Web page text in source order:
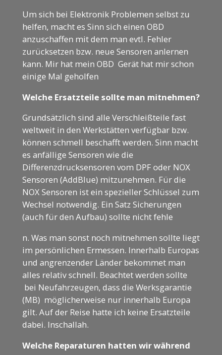
Um sich bei Elektronik Problemen selbst zu
helfen, macht es Sinn sich einen OBD
anzuschaffen mit dem man evtl. Fehler
zurücksetzen bzw. neue Sensoren anlernen
kann. Mir hat mein OBD Gerät hat mir schon
einige Mal geholfen
Welche Ersatzteile sollte man mitnehmen?
Grundsätzlich sind alle Verschleißteile fast
weltweit in den Werkstätten verfügbar bzw.
können schmell beschafft werden. Sinn macht
es anfällige Sensoren wie die
Differenzdrucksensoren vom DPF oder NOX
Sensoren (AddBlue) mitzunehmen. Für die
NOX Sensoren ist ein spezieller Schlüssel zum
Wechsel notwendig. Ein Satz Sicherungen
(auch für den Aufbau) sollte nicht fehle
n. Was man sonst noch mitnehmen sollte liegt
im persönlichen Ermessen. Innerhalb Europas
und angrenzender Länder bekommet man
alles relativ schnell. Beachtet werden sollte
bei Neufahrzeugen, dass die Werksgarantie
(MB) möglicherweise nur innerhalb Europa
gilt. Auf der Reise hatte ich keine Ersatzteile
dabei. Inschallah.
Welche Reparaturen hatten wir während